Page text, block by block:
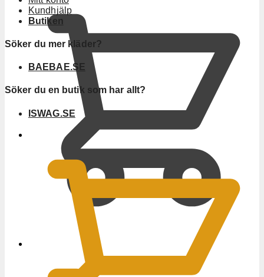
Kundhjälp
Butiken
Söker du mer kläder?
BAEBAE.SE
Söker du en butik som har allt?
ISWAG.SE